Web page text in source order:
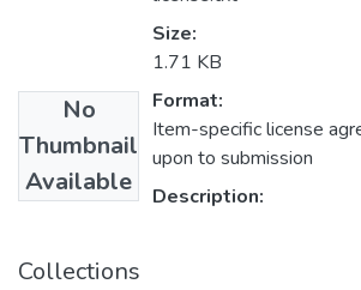
No
Thumbnail
Available
Size:
1.71 KB
Format:
Item-specific license
upon to submission
Description:
Collections